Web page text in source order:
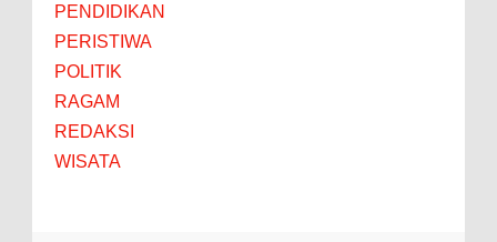
PENDIDIKAN
PERISTIWA
POLITIK
RAGAM
REDAKSI
WISATA